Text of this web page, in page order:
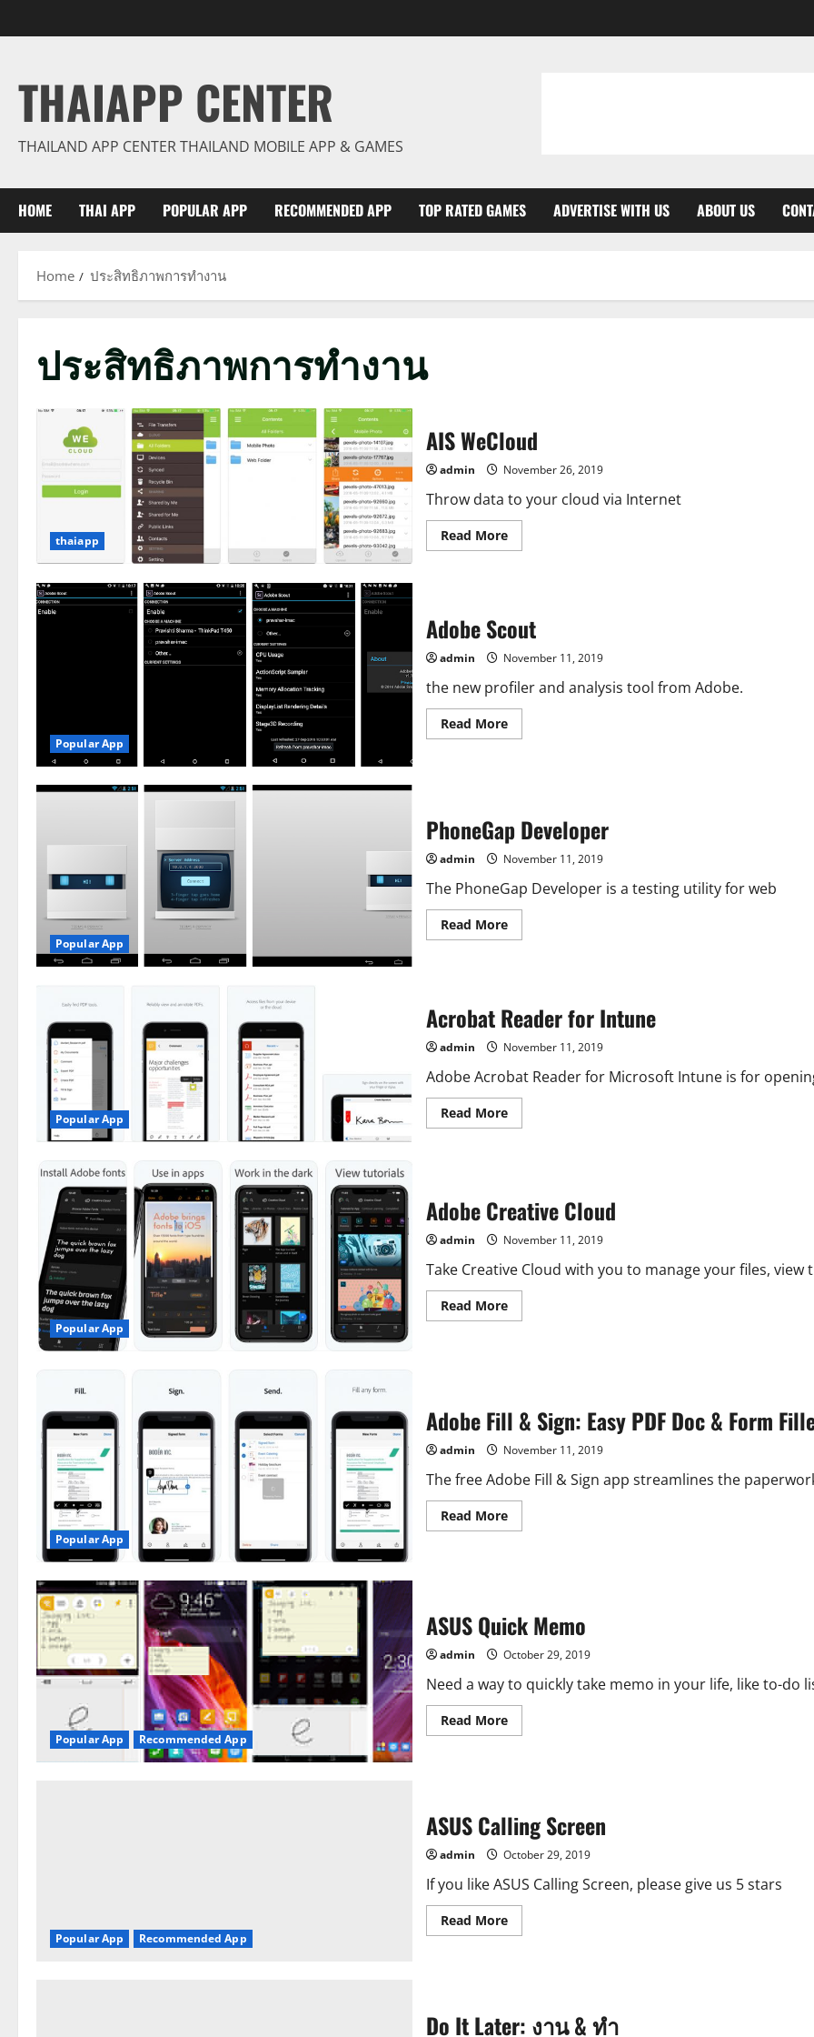
to
THAIAPP CENTER
THAILAND APP CENTER THAILAND MOBILE APP & GAMES
HOME THAI APP POPULAR APP RECOMMENDED APP TOP RATED GAMES ADVERTISE WITH US ABOUT US
Home ประสิทธิภาพการทำงาน
ประสิทธิภาพการทำงาน
thaiapp
AIS WeCloud
admin November 26, 2019
Throw data to your cloud via Internet
Read MoreRead
more
Popular App
Adobe Scout
admin November 11, 2019
the new profiler and analysis tool from Adobe.
Read MoreRead
more
Popular App
PhoneGap Developer
admin November 11, 2019
The PhoneGap Developer is a testing utility for web
Read MoreRead
more
Popular App
Acrobat Reader for Intune
admin November 11, 2019
Adobe Acrobat Reader for Microsoft Intune is for
Read MoreRead
more
Popular App
Adobe Creative Cloud
admin November 11, 2019
Take Creative Cloud with you to manage your files, view
Read MoreRead
more
Popular App
Adobe Fill & Sign: Easy PDF Doc & Form
admin November 11, 2019
The free Adobe Fill & Sign app streamlines the
Read MoreRead
more
PDF
Doc
&
Form
Popular App Recommended App
ASUS Quick Memo
admin October 29, 2019
Need a way to quickly take memo in your life, like to-do
Read MoreRead
more
Popular App Recommended App
ASUS Calling Screen
admin October 29, 2019
If you like ASUS Calling Screen, please give us 5 stars
Read MoreRead
more
Do It Later: งาน & ทำ